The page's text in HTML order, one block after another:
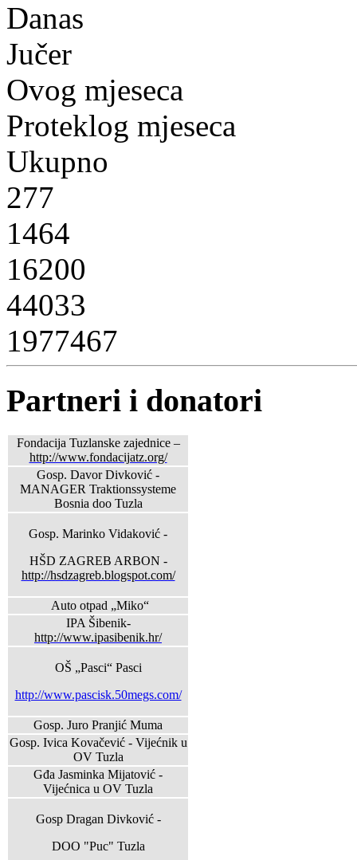
Danas
Jučer
Ovog mjeseca
Proteklog mjeseca
Ukupno
277
1464
16200
44033
1977467
Partneri i donatori
Fondacija Tuzlanske zajednice –
http://www.fondacijatz.org/
Gosp. Davor Divković -
MANAGER Traktionssysteme
Bosnia doo Tuzla
Gosp. Marinko Vidaković -
HŠD ZAGREB ARBON -
http://hsdzagreb.blogspot.com/
Auto otpad „Miko“
IPA Šibenik-
http://www.ipasibenik.hr/
OŠ „Pasci“ Pasci
http://www.pascisk.50megs.com/
Gosp. Juro Pranjić Muma
Gosp. Ivica Kovačević - Vijećnik u
OV Tuzla
Gđa Jasminka Mijatović -
Vijećnica u OV Tuzla
Gosp Dragan Divković -
DOO "Puc" Tuzla